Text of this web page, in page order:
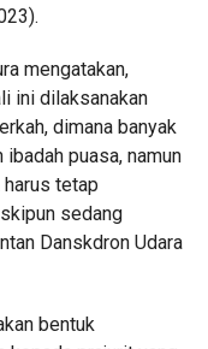
mengatakan,
ini dilaksanakan
dimana banyak
puasa, namun
tetap
sedang
Danskdron Udara
bentuk